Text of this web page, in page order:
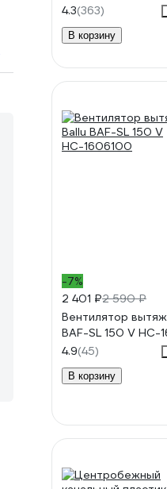
режима, таймер,
451035
4.3(363)
В корзину
-7%
2 401 ₽2 590 ₽
Вентилятор
BAF-SL 150 V НС-
4.9(45)
В корзину